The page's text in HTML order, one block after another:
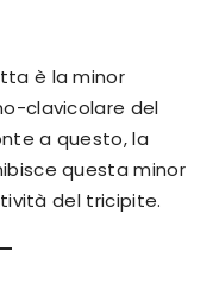
è la minor
clavicolare del
a questo, la
questa minor
del tricipite.